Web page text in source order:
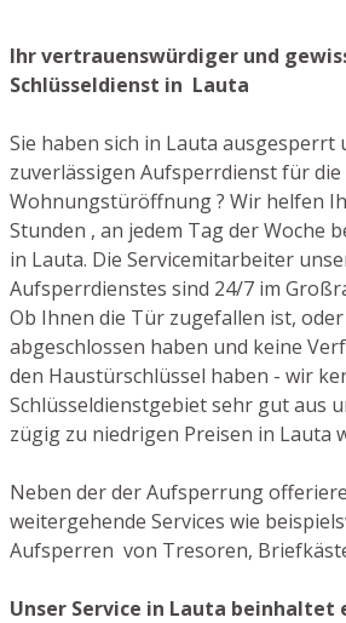
Ihr vertrauenswürdiger und
Schlüsseldienst in Lauta
Sie haben sich in Lauta ausgesperrt
zuverlässigen Aufsperrdienst für die
Wohnungstüröffnung ? Wir helfen
Stunden , an jedem Tag der Woche
in Lauta. Die Servicemitarbeiter
Aufsperrdienstes sind 24/7 im
Ob Ihnen die Tür zugefallen ist,
abgeschlossen haben und keine
den Haustürschlüssel haben - wir
Schlüsseldienstgebiet sehr gut aus
zügig zu niedrigen Preisen in Lauta
Neben der der Aufsperrung
weitergehende Services wie
Aufsperren von Tresoren,
Unser Service in Lauta beinhaltet